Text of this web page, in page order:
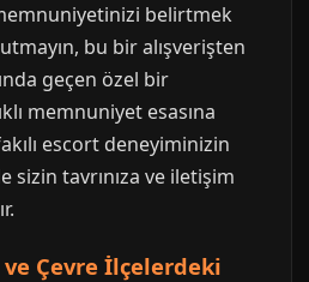
belirtmek
bu bir alışverişten
geçen özel bir
memnuniyet esasına
escort deneyiminizin
sizin tavrınıza ve iletişim
ve Çevre İlçelerdeki